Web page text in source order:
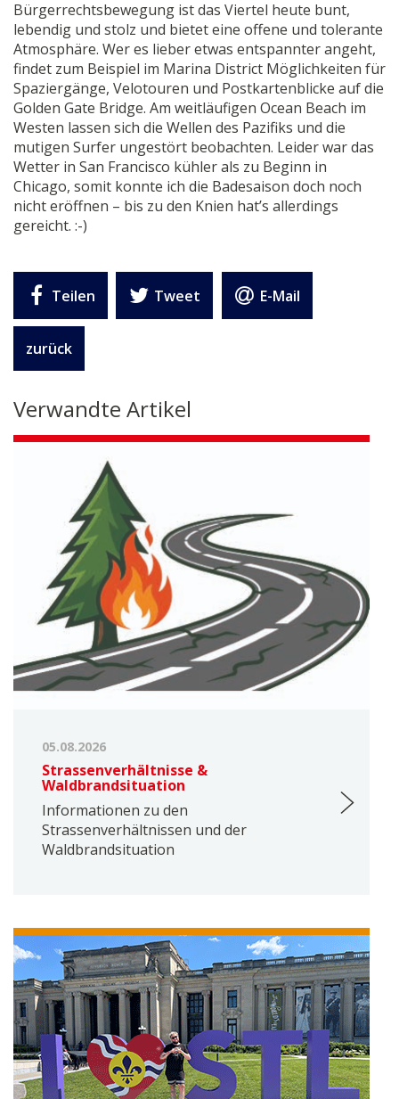
Bürgerrechtsbewegung ist das Viertel heute bunt,
lebendig und stolz und bietet eine offene und tolerante
Atmosphäre. Wer es lieber etwas entspannter angeht,
findet zum Beispiel im Marina District Möglichkeiten für
Spaziergänge, Velotouren und Postkartenblicke auf die
Golden Gate Bridge. Am weitläufigen Ocean Beach im
Westen lassen sich die Wellen des Pazifiks und die
mutigen Surfer ungestört beobachten. Leider war das
Wetter in San Francisco kühler als zu Beginn in
Chicago, somit konnte ich die Badesaison doch noch
nicht eröffnen – bis zu den Knien hat’s allerdings
gereicht. :-)
Teilen Tweet E-Mail
zurück
Verwandte Artikel
05.08.2026
Strassenverhältnisse &
Waldbrandsituation
Informationen zu den
Strassenverhältnissen und der
Waldbrandsituation